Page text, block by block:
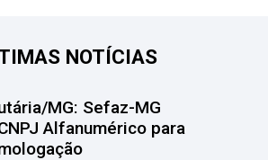
NOTÍCIAS
MG: Sefaz-MG
Alfanumérico para